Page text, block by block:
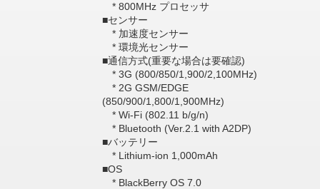
* 800MHz プロセッサ
■センサー
* 加速度センサー
* 環境光センサー
■通信方式(重要な場合は要確認)
* 3G (800/850/1,900/2,100MHz)
* 2G GSM/EDGE
(850/900/1,800/1,900MHz)
* Wi-Fi (802.11 b/g/n)
* Bluetooth (Ver.2.1 with A2DP)
■バッテリー
* Lithium-ion 1,000mAh
■OS
* BlackBerry OS 7.0